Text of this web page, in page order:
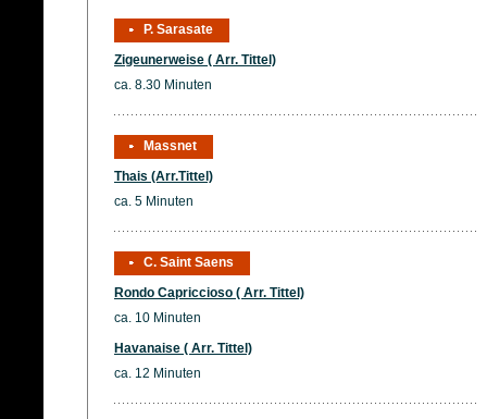
P. Sarasate
Zigeunerweise ( Arr. Tittel)
ca. 8.30 Minuten
Massnet
Thais (Arr.Tittel)
ca. 5 Minuten
C. Saint Saens
Rondo Capriccioso ( Arr. Tittel)
ca. 10 Minuten
Havanaise ( Arr. Tittel)
ca. 12 Minuten